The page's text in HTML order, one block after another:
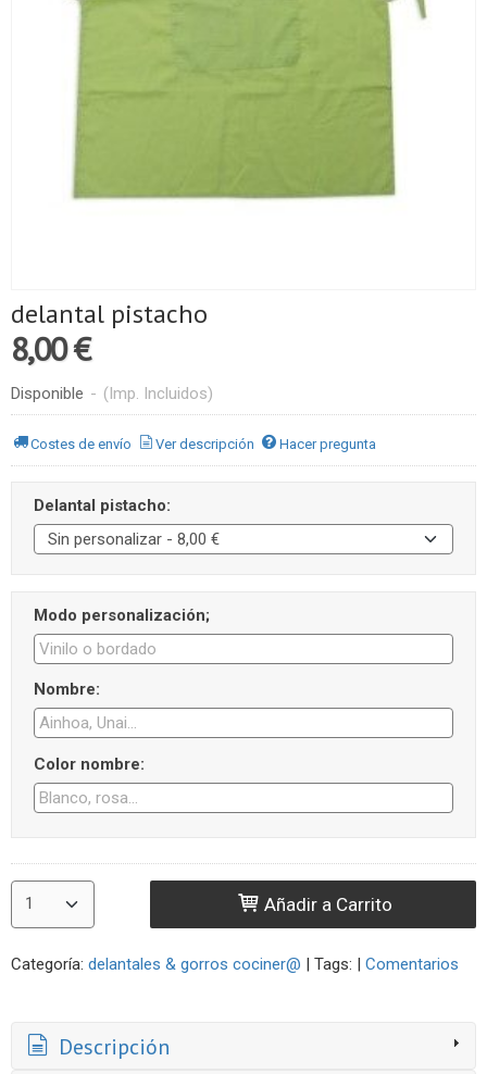
delantal pistacho
8,00 €
Disponible - (Imp. Incluidos)
Costes de envío Ver descripción Hacer pregunta
Delantal pistacho:
Modo personalización;
Nombre:
Color nombre:
Añadir a Carrito
Categoría: delantales & gorros cociner@ | Tags: | Comentarios
Descripción